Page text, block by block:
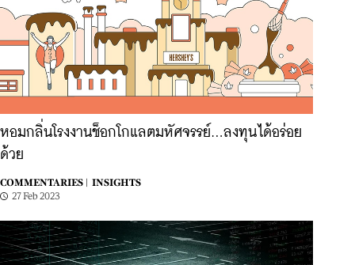
หอมกลิ่นโรงงานช็อกโกแลตมหัศจรรย์…ลงทุนได้อร่อย
ด้วย
COMMENTARIES |
INSIGHTS
27 Feb 2023